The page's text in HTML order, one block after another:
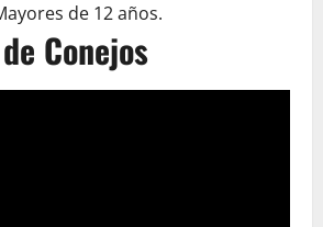
de 12 años.
Conejos